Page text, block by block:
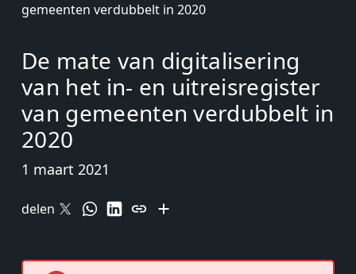
gemeenten verdubbelt in 2020
De mate van digitalisering
van het in- en uitreisregister
van gemeenten verdubbelt in
2020
1 maart 2021
delen